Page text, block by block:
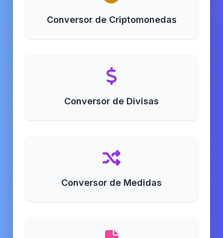
Conversor de Criptomonedas
Conversor de Divisas
Conversor de Medidas